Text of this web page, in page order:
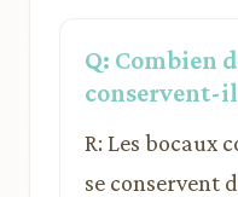
Q: Combien
conservent-
R: Les bocaux
se conservent